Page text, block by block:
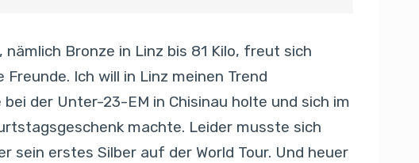
Bronze in Linz bis 81 Kilo, freut sich
Ich will in Linz meinen Trend
der Unter-23-EM in Chisinau holte und sich im
machte. Leider musste sich
sein erstes Silber auf der World Tour. Und heuer